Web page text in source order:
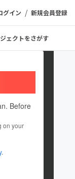
グイン / 新規会員登録
ェクトをさがす
Before
on your
.